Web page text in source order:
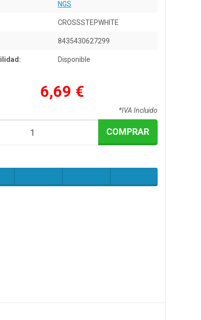
NGS
CROSSSTEPWHITE
8435430627299
Disponible
6,69 €
*IVA Incluido
COMPRAR